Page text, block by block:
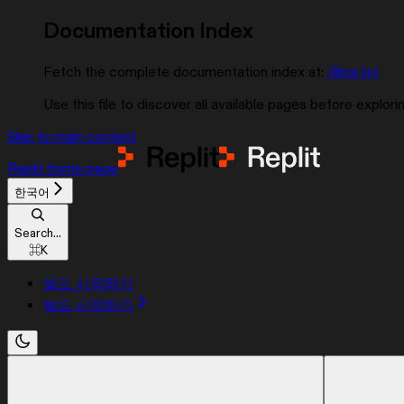
Documentation Index
Fetch the complete documentation index at: /llms.txt
Use this file to discover all available pages before
Skip to main content
Replit home page
한국어
Search...
⌘K
빌드 시작하기
빌드 시작하기